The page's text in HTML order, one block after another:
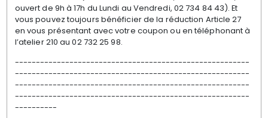
ouvert de 9h à 17h du Lundi au Vendredi, 02 734 84 43). Et
vous pouvez toujours bénéficier de la réduction Article 27
en vous présentant avec votre coupon ou en téléphonant à
l’atelier 210 au 02 732 25 98.
--------------------------------------------------------
--------------------------------------------------------
--------------------------------------------------------
--------------------------------------------------------
----------